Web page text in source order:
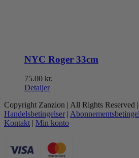
NYC Roger 33cm
75.00 kr.
Detaljer
Copyright Zanzion | All Rights Reserved
Handelsbetingelser |
Kontakt | Min konto